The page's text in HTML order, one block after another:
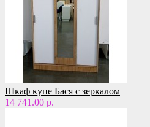
Шкаф купе Бася с зеркалом
14 741.00 р.